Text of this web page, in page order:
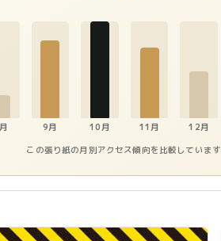
9月 10月 11月 12月
この張り紙の月別アクセス傾向を比較しています